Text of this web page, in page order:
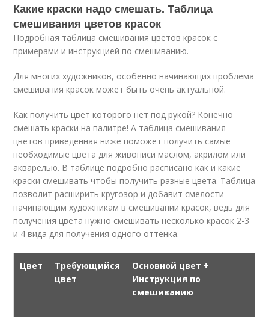
Какие краски надо смешать. Таблица
смешивания цветов красок
Подробная таблица смешивания цветов красок с
примерами и инструкцией по смешиванию.
Для многих художников, особенно начинающих проблема
смешивания красок может быть очень актуальной.
Как получить цвет которого нет под рукой? Конечно
смешать краски на палитре! А таблица смешивания
цветов приведенная ниже поможет получить самые
необходимые цвета для живописи маслом, акрилом или
акварелью. В таблице подробно расписано как и какие
краски смешивать чтобы получить разные цвета. Таблица
позволит расширить кругозор и добавит смелости
начинающим художникам в смешивании красок, ведь для
получения цвета нужно смешивать несколько красок 2-3
и 4 вида для получения одного оттенка.
Цвет
Требующийся
цвет
Основной цвет +
Инструкция по
смешиванию